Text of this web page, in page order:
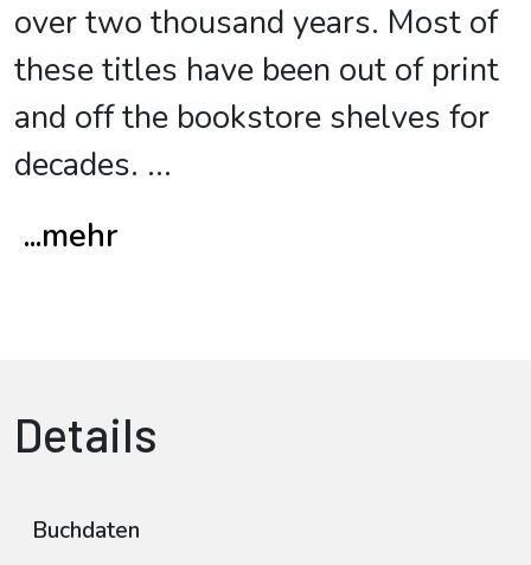
over two thousand years. Most of
these titles have been out of print
and off the bookstore shelves for
decades. ...
...mehr
Details
Buchdaten